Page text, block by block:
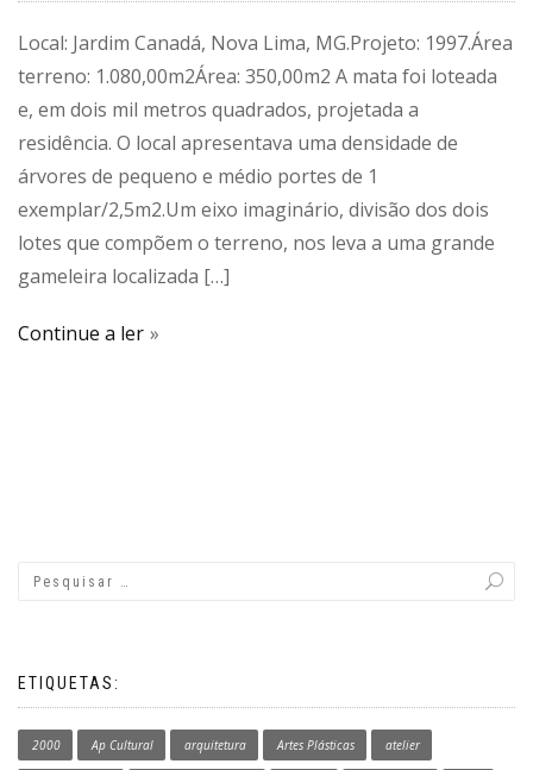
Local: Jardim Canadá, Nova Lima, MG.Projeto: 1997.Área
terreno: 1.080,00m2Área: 350,00m2 A mata foi loteada
e, em dois mil metros quadrados, projetada a
residência. O local apresentava uma densidade de
árvores de pequeno e médio portes de 1
exemplar/2,5m2.Um eixo imaginário, divisão dos dois
lotes que compõem o terreno, nos leva a uma grande
gameleira localizada […]
Continue a ler
ETIQUETAS:
2000 Ap Cultural arquitetura Artes Plásticas atelier